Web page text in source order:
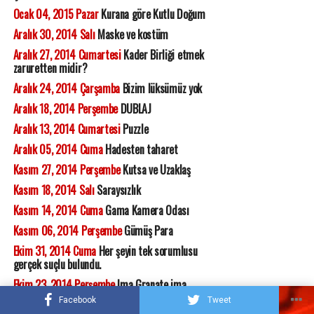
Facebook Tweet
Ocak 04, 2015 PazarKurana göre Kutlu Doğum
Aralık 30, 2014 SalıMaske ve kostüm
Aralık 27, 2014 CumartesiKader Birliği etmek
zaruretten midir?
Aralık 24, 2014 ÇarşambaBizim lüksümüz yok
Aralık 18, 2014 PerşembeDUBLAJ
Aralık 13, 2014 CumartesiPuzzle
Aralık 05, 2014 CumaHadesten taharet
Kasım 27, 2014 PerşembeKutsa ve Uzaklaş
Kasım 18, 2014 SalıSaraysızlık
Kasım 14, 2014 CumaGama Kamera Odası
Kasım 06, 2014 PerşembeGümüş Para
Ekim 31, 2014 CumaHer şeyin tek sorumlusu
gerçek suçlu bulundu.
Ekim 23, 2014 PerşembeIma Granate ima
Dzemata